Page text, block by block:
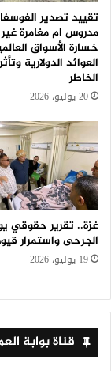
تقييد تصدير
مدروس ام مغامرة
خسارة الأسواق
العوائد الدولارية
الخاطر
20 يوليو، 2026
غزة.. تقرير حقوقي
الجرحى واستمرار
19 يوليو، 2026
قناة بوابة